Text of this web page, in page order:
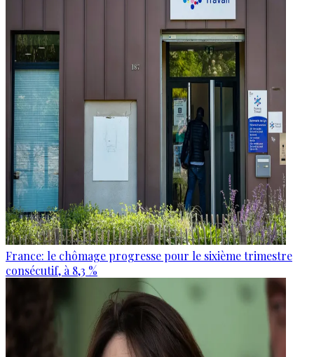
France: le chômage progresse pour le sixième trimestre
consécutif, à 8,3 %